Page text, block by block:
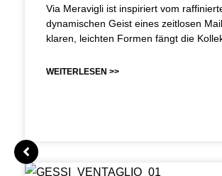
Via Meravigli ist inspiriert vom
dynamischen Geist eines zeitlosen
klaren, leichten Formen fängt die
WEITERLESEN >>